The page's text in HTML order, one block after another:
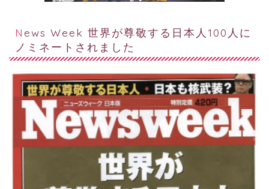
News Week 世界が尊敬する日本人100人に
ノミネートされました